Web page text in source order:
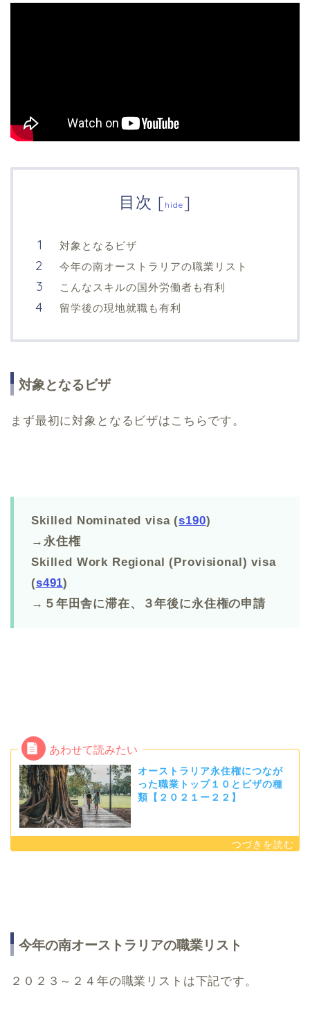
目次 [hide]
対象となるビザ
今年の南オーストラリアの職業リスト
こんなスキルの国外労働者も有利
留学後の現地就職も有利
対象となるビザ
まず最初に対象となるビザはこちらです。
Skilled Nominated visa (s190)
→永住権
Skilled Work Regional (Provisional) visa
(s491)
→５年田舎に滞在、３年後に永住権の申請
オーストラリア永住権につなが
った職業トップ１０とビザの種
類【２０２１ー２２】
今年の南オーストラリアの職業リスト
２０２３～２４年の職業リストは下記です。